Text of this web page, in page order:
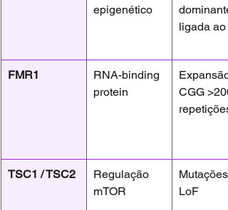
epigenético
dominante
ligada ao
FMR1
RNA-binding
protein
Expansão
CGG
repetições
TSC1 / TSC2
Regulação
mTOR
Mutações
LoF